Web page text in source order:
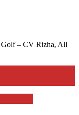
– CV Rizha, All